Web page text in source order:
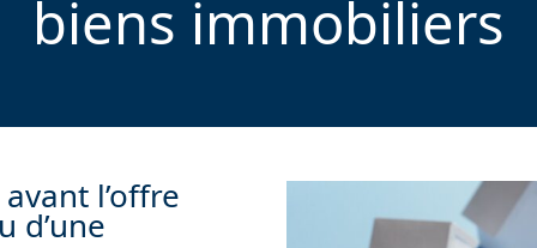
biens immobiliers
l’offre
d’une